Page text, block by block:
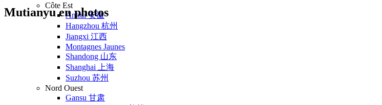
Côte Est
Anhui 安徽
Hangzhou 杭州
Jiangxi 江西
Montagnes Jaunes
Shandong 山东
Shanghai 上海
Suzhou 苏州
Nord Ouest
Gansu 甘肃
Mutianyu en photos